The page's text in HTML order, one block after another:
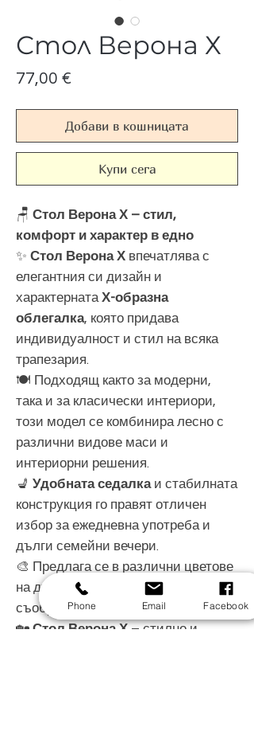
Стол Верона Х
77,00 €Цена
Добави в кошницата
Купи сега
🪑 Стол Верона Х – стил,
комфорт и характер в едно
✨ Стол Верона Х впечатлява с
елегантния си дизайн и
характернатаХ-образна
облегалка, която придава
индивидуалност и стил на всяка
трапезария.
🍽️ Подходящ както за модерни,
така и за класически интериори,
този модел се комбинира лесно с
различни видове маси и
интериорни решения.
💺 Удобната седалкаи стабилната
конструкция го правят отличен
избор за ежедневна употреба и
дълги семейни вечери.
🎨 Предлага се в различни цветове
на дървото и дамаската, за да го
съобразите напълно с вашия дом.
🏡 Стол Верона Х – стилно и
Phone Email Facebook